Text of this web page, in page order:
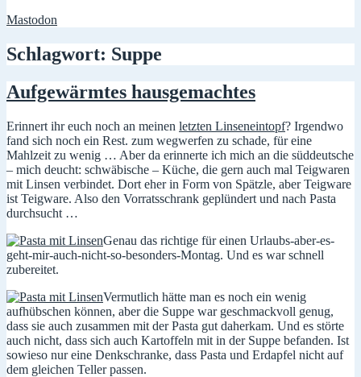
Mastodon
Schlagwort: Suppe
Aufgewärmtes hausgemachtes
Erinnert ihr euch noch an meinen letzten Linseneintopf? Irgendwo
fand sich noch ein Rest. zum wegwerfen zu schade, für eine
Mahlzeit zu wenig … Aber da erinnerte ich mich an die süddeutsche
– mich deucht: schwäbische – Küche, die gern auch mal Teigwaren
mit Linsen verbindet. Dort eher in Form von Spätzle, aber Teigware
ist Teigware. Also den Vorratsschrank geplündert und nach Pasta
durchsucht …
Genau das richtige für einen Urlaubs-aber-es-
geht-mir-auch-nicht-so-besonders-Montag. Und es war schnell
zubereitet.
Vermutlich hätte man es noch ein wenig
aufhübschen können, aber die Suppe war geschmackvoll genug,
dass sie auch zusammen mit der Pasta gut daherkam. Und es störte
auch nicht, dass sich auch Kartoffeln mit in der Suppe befanden. Ist
sowieso nur eine Denkschranke, dass Pasta und Erdapfel nicht auf
dem gleichen Teller passen.